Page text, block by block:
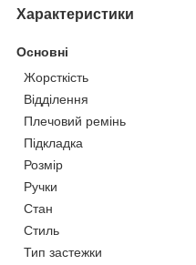
Характеристики
Основні
Жорсткість
Відділення
Плечовий ремінь
Підкладка
Розмір
Ручки
Стан
Стиль
Тип застежки